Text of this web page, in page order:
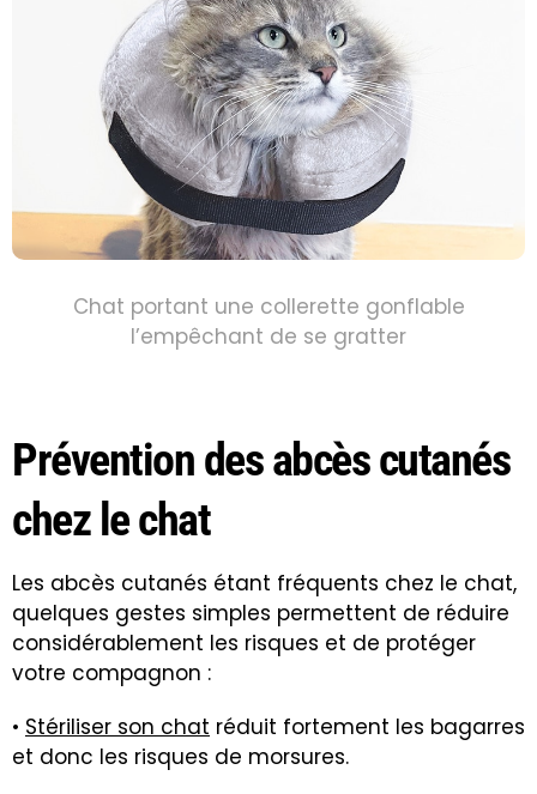
Chat portant une collerette gonflable
l’empêchant de se gratter
Prévention des abcès cutanés
chez le chat
Les abcès cutanés étant fréquents chez le chat,
quelques gestes simples permettent de réduire
considérablement les risques et de protéger
votre compagnon :
• Stériliser son chat réduit fortement les bagarres
et donc les risques de morsures.